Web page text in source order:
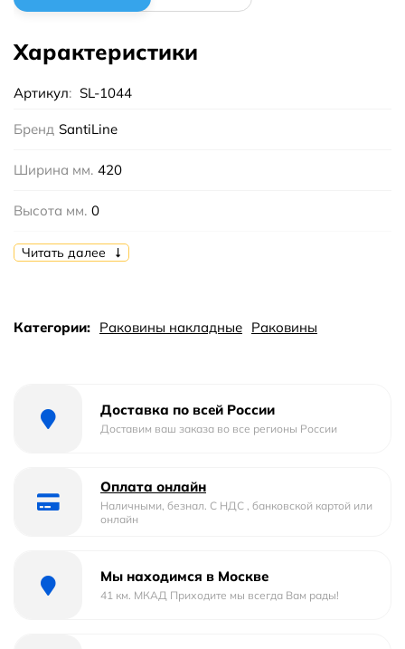
Характеристики
Артикул: SL-1044
Бренд SantiLine
Ширина мм. 420
Высота мм. 0
Глубина мм. 420
Тип накладная
Материал Фаянс
Гарантийный срок 5 лет
Область применения для общественных мест
Читать далее
Категории: Раковины накладные Раковины
Доставка по всей России
Доставим ваш заказа во все регионы России
Оплата онлайн
Наличными, безнал. С НДС , банковской картой или
онлайн
Мы находимся в Москве
41 км. МКАД Приходите мы всегда Вам рады!